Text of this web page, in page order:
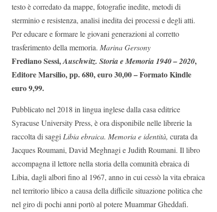
testo è corredato da mappe, fotografie inedite, metodi di
sterminio e resistenza, analisi inedita dei processi e degli atti.
Per educare e formare le giovani generazioni al corretto
trasferimento della memoria. Marina Gersony
Frediano Sessi,Auschwitz. Storia e Memoria 1940 – 2020,
Editore Marsilio, pp. 680, euro 30,00 – Formato Kindle
euro 9,99.
Pubblicato nel 2018 in lingua inglese dalla casa editrice
Syracuse University Press, è ora disponibile nelle librerie la
raccolta di saggiLibia ebraica. Memoria e identità, curata da
Jacques Roumani, David Meghnagi e Judith Roumani. Il libro
accompagna il lettore nella storia della comunità ebraica di
Libia, dagli albori fino al 1967, anno in cui cessò la vita ebraica
nel territorio libico a causa della difficile situazione politica che
nel giro di pochi anni portò al potere Muammar Gheddafi.